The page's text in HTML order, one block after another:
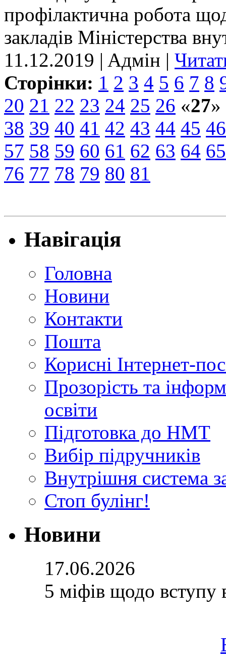
профілактична робота
закладів Міністерства
11.12.2019 | Aдмін |
Сторінки: 1 2 3 4 5 6 7 8
20 21 22 23 24 25 26 «27»
38 39 40 41 42 43 44 45 46
57 58 59 60 61 62 63 64 65
76 77 78 79 80 81
Навігація
Головна
Новини
Контакти
Пошта
Корисні Інтернет-
Прозорість та
освіти
Підготовка до НМТ
Вибір підручників
Внутрішня система
Стоп булінг!
Новини
17.06.2026
5 міфів щодо вступу